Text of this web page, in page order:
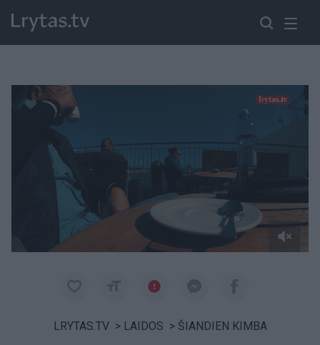
Paremkite Ukrainą
LRYTAS.TV > LAIDOS > ŠIANDIEN KIMBA